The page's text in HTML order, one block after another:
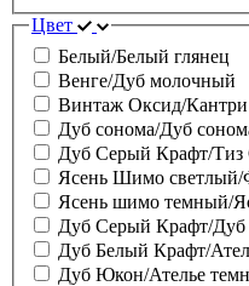
Цвет
Белый/Белый глянец
Венге/Дуб молочный
Винтаж Оксид/Кантри
Дуб сонома/Дуб
Дуб Серый Крафт/Тиз
Ясень Шимо светлый/
Ясень шимо темный/
Дуб Серый Крафт/
Дуб Белый Крафт/
Дуб Юкон/Ателье